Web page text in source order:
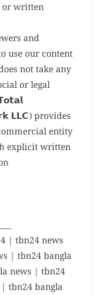
or written
and
use our content
not take any
or legal
𝗟𝗟𝗖) provides
entity
explicit written
| tbn24 news
| tbn24 bangla
news | tbn24
tbn24 bangla